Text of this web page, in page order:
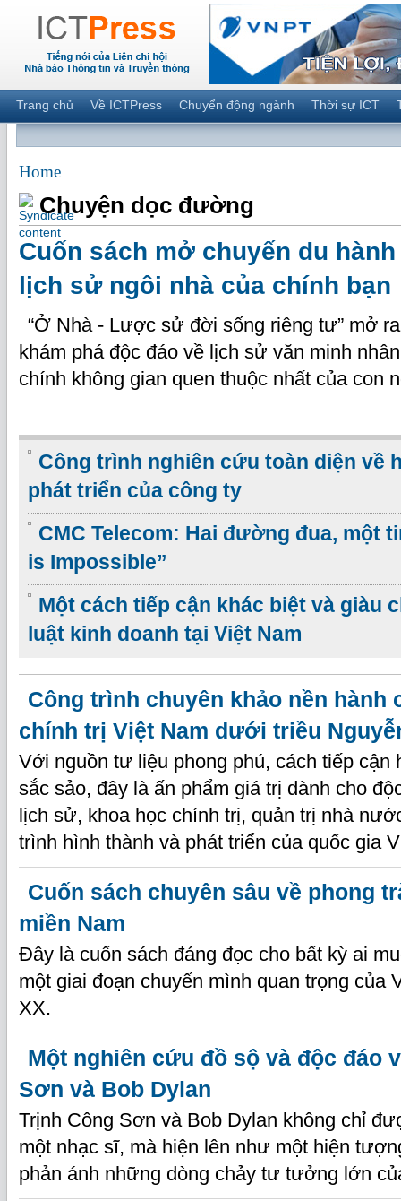
Trang chủ Về ICTPress Chuyển động ngành Thời sự ICT
Home
Chuyện dọc đường
Cuốn sách mở chuyến du
lịch sử ngôi nhà của chính bạn
“Ở Nhà - Lược sử đời sống riêng tư” mở
khám phá độc đáo về lịch sử văn minh
chính không gian quen thuộc nhất của con
Công trình nghiên cứu toàn diện về
phát triển của công ty
CMC Telecom: Hai đường đua, một
is Impossible”
Một cách tiếp cận khác biệt và giàu
luật kinh doanh tại Việt Nam
Công trình chuyên khảo nền hành
chính trị Việt Nam dưới triều
Với nguồn tư liệu phong phú, cách tiếp cận
sắc sảo, đây là ấn phẩm giá trị dành cho
lịch sử, khoa học chính trị, quản trị nhà
trình hình thành và phát triển của quốc gia
Cuốn sách chuyên sâu về phong
miền Nam
Đây là cuốn sách đáng đọc cho bất kỳ ai
một giai đoạn chuyển mình quan trọng của
XX.
Một nghiên cứu đồ sộ và độc đáo
Sơn và Bob Dylan
Trịnh Công Sơn và Bob Dylan không chỉ
một nhạc sĩ, mà hiện lên như một hiện
phản ánh những dòng chảy tư tưởng lớn